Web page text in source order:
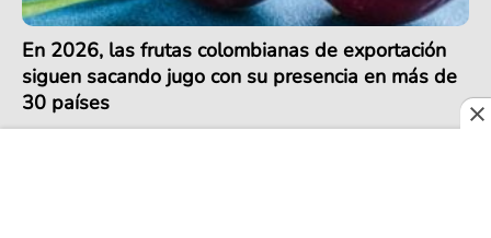
En 2026, las frutas colombianas de exportación
siguen sacando jugo con su presencia en más de
30 países